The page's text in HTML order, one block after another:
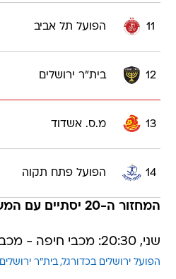
11 הפועל תל אביב
12 בית"ר ירושלים
13 מ.ס. אשדוד
14 הפועל פתח תקוה
המחזור ה-20 יסתיים עם המשחק המרכזי:
שני, 20:30: מכבי חיפה - מכבי תל אביב
הפועל ירושלים בכדורגל בית"ר ירושלים